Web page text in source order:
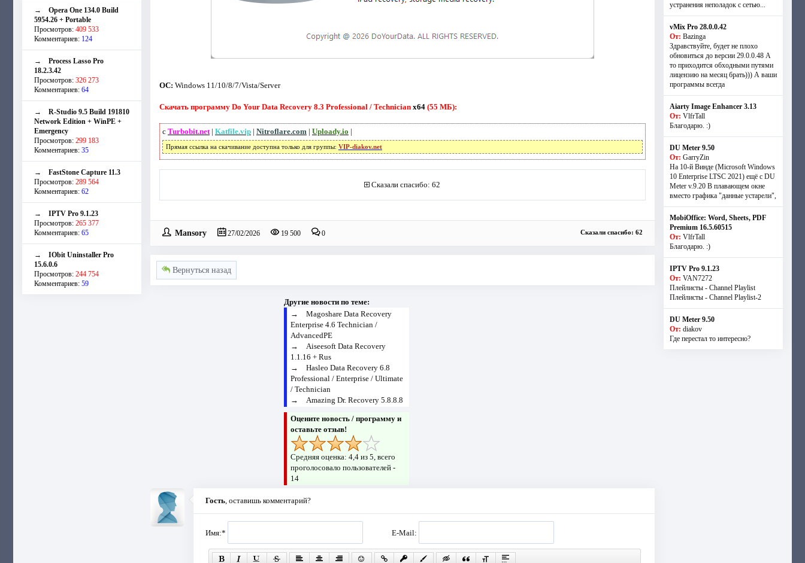
→ Opera One 134.0 Build
5954.26 + Portable
Просмотров: 409 533
Комментариев: 124
→ Process Lasso Pro
18.2.3.42
Просмотров: 326 273
Комментариев: 64
→ R-Studio 9.5 Build 191810
Network Edition + WinPE +
Emergency
Просмотров: 299 183
Комментариев: 35
→ FastStone Capture 11.3
Просмотров: 289 564
Комментариев: 62
→ IPTV Pro 9.1.23
Просмотров: 265 377
Комментариев: 65
→ IObit Uninstaller Pro
15.6.0.6
Просмотров: 244 754
Комментариев: 59
ОС: Windows 11/10/8/7/Vista/Server
Скачать программу Do Your Data Recovery 8.3 Professional / Technician x64(55 МБ):
с Turbobit.net| Katfile.vip| Nitroflare.com | Uploady.io |
Прямая ссылка на скачивание доступна только для группы: VIP-diakov.net
Сказали спасибо: 62
Mansory 27/02/2026 19 500 0 Сказали спасибо: 62
Вернуться назад
Другие новости по теме:
→ Magoshare Data Recovery
Enterprise 4.6 Technician /
AdvancedPE
→ Aiseesoft Data Recovery
1.1.16 + Rus
→ Hasleo Data Recovery 6.8
Professional / Enterprise / Ultimate
/ Technician
→ Amazing Dr. Recovery 5.8.8.8
Оцените новость / программу и
оставьте отзыв!
Средняя оценка: 4,4из 5, всего
проголосовало пользователей -
14
Гость, оставишь комментарий?
Имя:* E-Mail:
устранения неполадок с сетью...
vMix Pro 28.0.0.42
От: Bazinga
Здравствуйте, будет не плохо
обновиться до версии 29.0.0.48 А
то приходится обходными путями
лицензию на месяц брать))) А ваши
программы всегда
Aiarty Image Enhancer 3.13
От: VlfrTall
Благодарю. :)
DU Meter 9.50
От: GarryZin
На 10-й Винде (Microsoft Windows
10 Enterprise LTSC 2021) ещё с DU
Meter v.9.20 В плавающем окне
вместо графика "данные устарели",
MobiOffice: Word, Sheets, PDF
Premium 16.5.60515
От: VlfrTall
Благодарю. :)
IPTV Pro 9.1.23
От: VAN7272
Плейлисты - Channel Playlist
Плейлисты - Channel Playlist-2
DU Meter 9.50
От: diakov
Где перестал то интересно?